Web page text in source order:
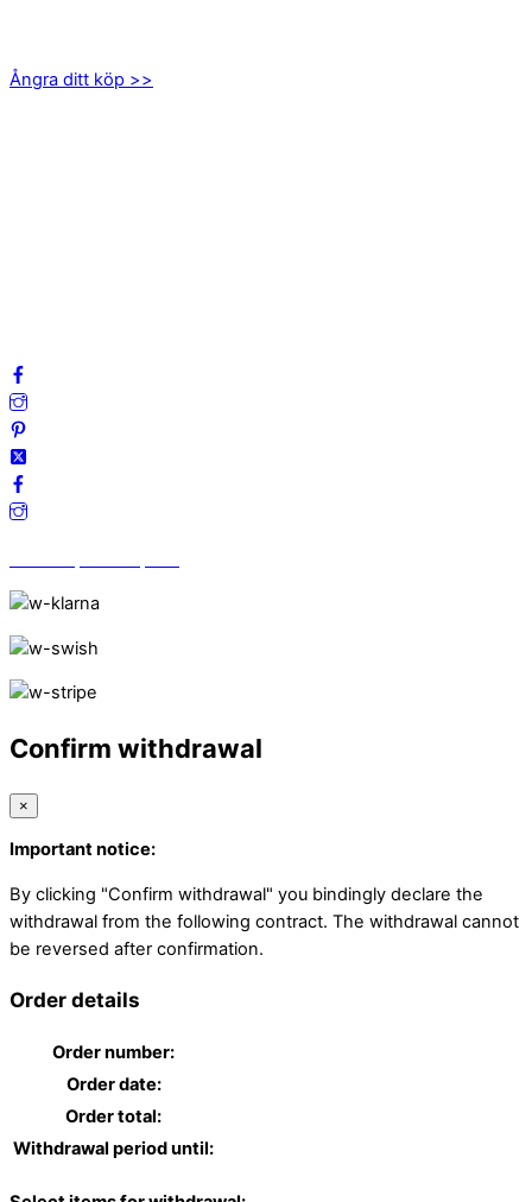
Ångra ditt köp >>
Confirm withdrawal
×
Important notice:
By clicking "Confirm withdrawal" you bindingly declare the
withdrawal from the following contract. The withdrawal cannot
be reversed after confirmation.
Order details
Order number:
Order date:
Order total:
Withdrawal period until: